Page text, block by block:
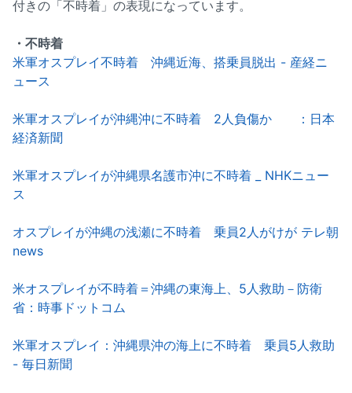
付きの「不時着」の表現になっています。
・不時着
米軍オスプレイ不時着 沖縄近海、搭乗員脱出 - 産経ニ
ュース
米軍オスプレイが沖縄沖に不時着 2人負傷か ：日本
経済新聞
米軍オスプレイが沖縄県名護市沖に不時着 _ NHKニュー
ス
オスプレイが沖縄の浅瀬に不時着 乗員2人がけが テレ朝
news
米オスプレイが不時着＝沖縄の東海上、5人救助－防衛
省：時事ドットコム
米軍オスプレイ：沖縄県沖の海上に不時着 乗員5人救助
- 毎日新聞